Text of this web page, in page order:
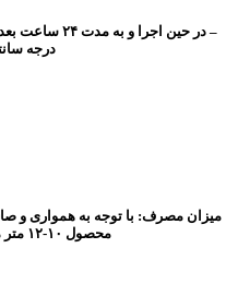
درجه
میزان مصرف: با توجه به همواری و
محصول ۱۰-۱۲ متر مربع بر لیتر می باشد.